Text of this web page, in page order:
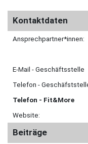
Kontaktdaten
Ansprechpartner*innen:
E-Mail - Geschäftsstelle
Telefon -
Telefon - Fit&More
Website:
Beiträge